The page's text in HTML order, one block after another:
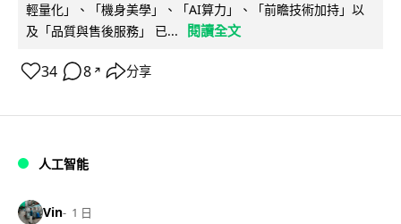
輕量化」、「機身美學」、「AI算力」、「前瞻技術加持」以
及「品質與售後服務」 已...
閱讀全文
34 8 ↗ 分享
人工智能
Vin 1 日